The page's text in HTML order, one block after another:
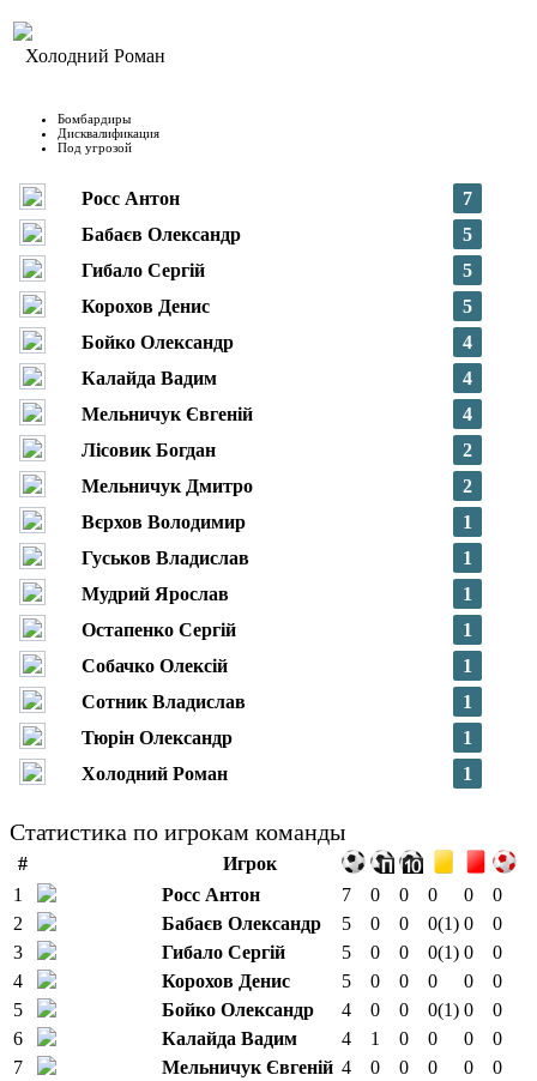
Холодний Роман
Бомбардиры
Дисквалификация
Под угрозой
Росс Антон
7
Бабаєв Олександр
5
Гибало Сергій
5
Корохов Денис
5
Бойко Олександр
4
Калайда Вадим
4
Мельничук Євгеній
4
Лісовик Богдан
2
Мельничук Дмитро
2
Вєрхов Володимир
1
Гуськов Владислав
1
Мудрий Ярослав
1
Остапенко Сергій
1
Собачко Олексій
1
Сотник Владислав
1
Тюрін Олександр
1
Холодний Роман
1
Статистика по игрокам команды
#
Игрок
1
Росс Антон 7 0 0 0 0
0
2
Бабаєв Олександр 5 0 0 0(1) 0
0
3
Гибало Сергій 5 0 0 0(1) 0
0
4
Корохов Денис 5 0 0 0 0
0
5
Бойко Олександр 4 0 0 0(1) 0
0
6
Калайда Вадим 4 1 0 0 0
0
7
Мельничук Євгеній 4 0 0 0 0
0